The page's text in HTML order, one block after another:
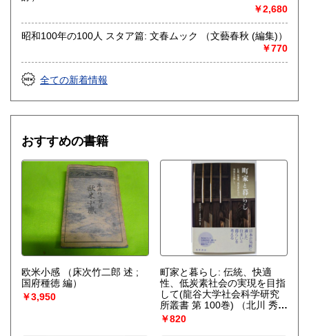
￥2,680
昭和100年の100人 スタア篇: 文春ムック （文藝春秋 (編集)）
￥770
全ての新着情報
おすすめの書籍
欧米小感
（床次竹二郎 述 ;
国府種徳 編）
￥3,950
町家と暮らし: 伝統、快適
性、低炭素社会の実現を目指
して(龍谷大学社会科学研究
所叢書 第 100巻)
（北川 秀樹
(編集)、増田 啓子 (編集)）
￥820